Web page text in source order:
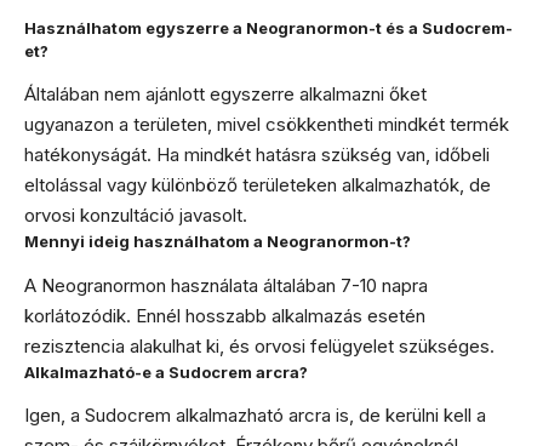
Használhatom egyszerre a Neogranormon-t és a Sudocrem-
et?
Általában nem ajánlott egyszerre alkalmazni őket
ugyanazon a területen, mivel csökkentheti mindkét termék
hatékonyságát. Ha mindkét hatásra szükség van, időbeli
eltolással vagy különböző területeken alkalmazhatók, de
orvosi konzultáció javasolt.
Mennyi ideig használhatom a Neogranormon-t?
A Neogranormon használata általában 7-10 napra
korlátozódik. Ennél hosszabb alkalmazás esetén
rezisztencia alakulhat ki, és orvosi felügyelet szükséges.
Alkalmazható-e a Sudocrem arcra?
Igen, a Sudocrem alkalmazható arcra is, de kerülni kell a